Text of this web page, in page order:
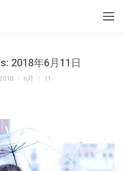
2018年6月11日
6月 11